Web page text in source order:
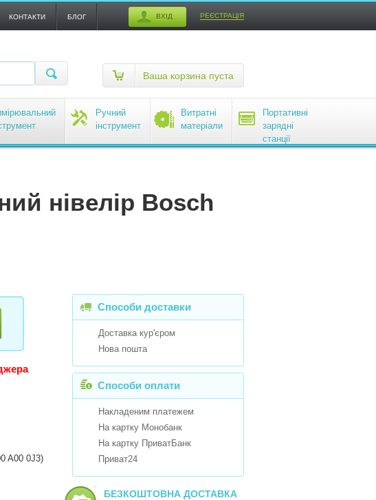
КОНТАКТИ БЛОГ ВХІД РЕЄСТРАЦІЯ
Ваша корзина пуста
Ручний
інструмент
Витратні
матеріали
Портативні
зарядні
станції
EcoFlow
нівелір Bosch
A00 0J3)
Способи доставки
Доставка кур'єром
Нова пошта
Способи оплати
Накладеним платежем
На картку Монобанк
На картку ПриватБанк
Приват24
БЕЗКОШТОВНА ДОСТАВКА